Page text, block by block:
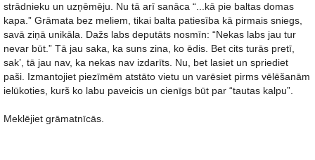
strādnieku un uzņēmēju. Nu tā arī sanāca “...kā pie baltas domas
kapa.” Grāmata bez meliem, tikai balta patiesība kā pirmais sniegs,
savā ziņā unikāla. Dažs labs deputāts nosmīn: “Nekas labs jau tur
nevar būt.” Tā jau saka, ka suns zina, ko ēdis. Bet cits turās pretī,
sak’, tā jau nav, ka nekas nav izdarīts. Nu, bet lasiet un spriediet
paši. Izmantojiet piezīmēm atstāto vietu un varēsiet pirms vēlēšanām
ielūkoties, kurš ko labu paveicis un cienīgs būt par “tautas kalpu”.
Meklējiet grāmatnīcās.